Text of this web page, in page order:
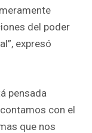
del poder
expresó
pensada
con el
que nos